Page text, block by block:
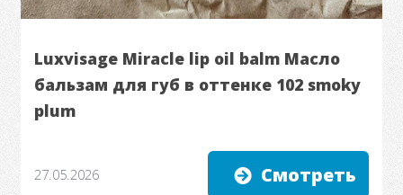
Luxvisage Miracle lip oil balm Масло
бальзам для губ в оттенке 102 smoky
plum
27.05.2026 Смотреть